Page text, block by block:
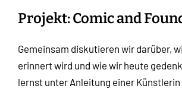
Projekt: Comic and
Gemeinsam diskutieren wir darüber,
erinnert wird und wie wir heute
lernst unter Anleitung einer